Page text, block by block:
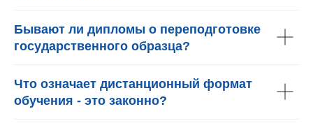
Бывают ли дипломы о переподготовке
государственного образца?
Что означает дистанционный формат
обучения - это законно?